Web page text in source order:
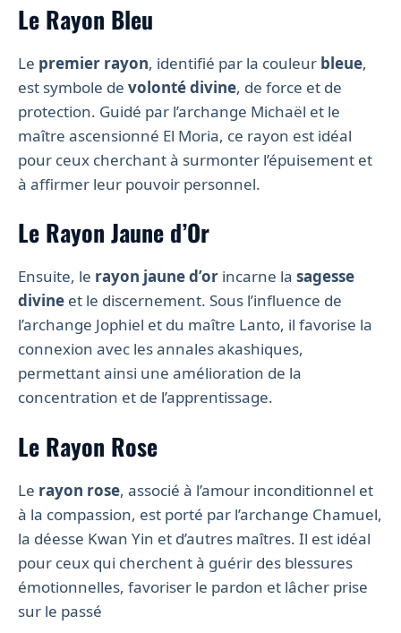
Le Rayon Bleu
Le premier rayon, identifié par la couleur bleue,
est symbole de volonté divine, de force et de
protection. Guidé par l’archange Michaël et le
maître ascensionné El Moria, ce rayon est idéal
pour ceux cherchant à surmonter l’épuisement et
à affirmer leur pouvoir personnel.
Le Rayon Jaune d’Or
Ensuite, le rayon jaune d’or incarne la sagesse
divine et le discernement. Sous l’influence de
l’archange Jophiel et du maître Lanto, il favorise la
connexion avec les annales akashiques,
permettant ainsi une amélioration de la
concentration et de l’apprentissage.
Le Rayon Rose
Le rayon rose, associé à l’amour inconditionnel et
à la compassion, est porté par l’archange Chamuel,
la déesse Kwan Yin et d’autres maîtres. Il est idéal
pour ceux qui cherchent à guérir des blessures
émotionnelles, favoriser le pardon et lâcher prise
sur le passé